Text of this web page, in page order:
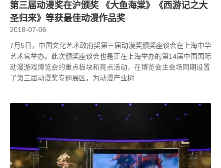
第三届动漫奖在沪颁奖 《大鱼海棠》《西游记之大
圣归来》等获最佳动漫作品奖
2018-07-06
7月5日，中国文化艺术政府奖第三届动漫奖颁奖座谈会在上海中华
艺术宫举办。此次颁奖座谈会也是正在上海举办的第14届中国国际
动漫游戏博览会的重点板块和亮点活动，在博览会主会场同期设置
了第三届动漫奖专题展区，为动漫产业树...